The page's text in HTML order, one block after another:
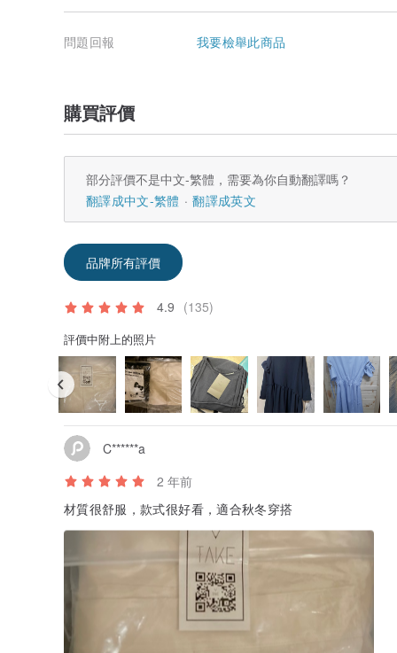
問題回報 我要檢舉此商品
購買評價
部分評價不是中文-繁體，需要為你自動翻譯嗎？
翻譯成中文-繁體
翻譯成英文
品牌所有評價
4.9 (135)
評價中附上的照片
C******a
2 年前
材質很舒服，款式很好看，適合秋冬穿搭